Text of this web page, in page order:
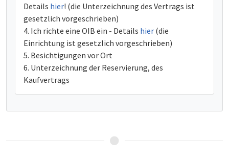
Details hier! (die Unterzeichnung des Vertrags ist
gesetzlich vorgeschrieben)
Ich richte eine OIB ein - Details hier (die
Einrichtung ist gesetzlich vorgeschrieben)
Besichtigungen vor Ort
Unterzeichnung der Reservierung, des
Kaufvertrags